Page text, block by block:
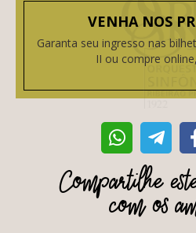
VENHA NOS
Garanta seu ingresso nas
II ou compre
Compartilhe
com os